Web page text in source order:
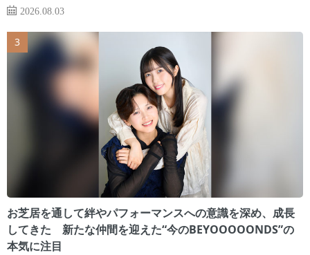
2026.08.03
お芝居を通して絆やパフォーマンスへの意識を深め、成長
してきた 新たな仲間を迎えた“今のBEYOOOOONDS”の
本気に注目